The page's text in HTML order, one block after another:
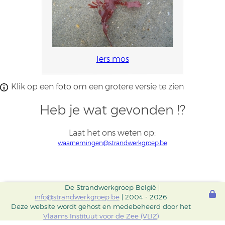
Iers mos
Klik op een foto om een grotere versie te zien
Heb je wat gevonden !?
Laat het ons weten op:
waarnemingen@strandwerkgroep.be
De Strandwerkgroep België |
info@strandwerkgroep.be | 2004 - 2026
Deze website wordt gehost en medebeheerd door het
Vlaams Instituut voor de Zee (VLIZ)